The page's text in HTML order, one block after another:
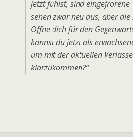
jetzt fühlst, sind eingefrorene
sehen zwar neu aus, aber
Öffne dich für den
kannst dujetztals
um mit der aktuellen
klarzukommen?“